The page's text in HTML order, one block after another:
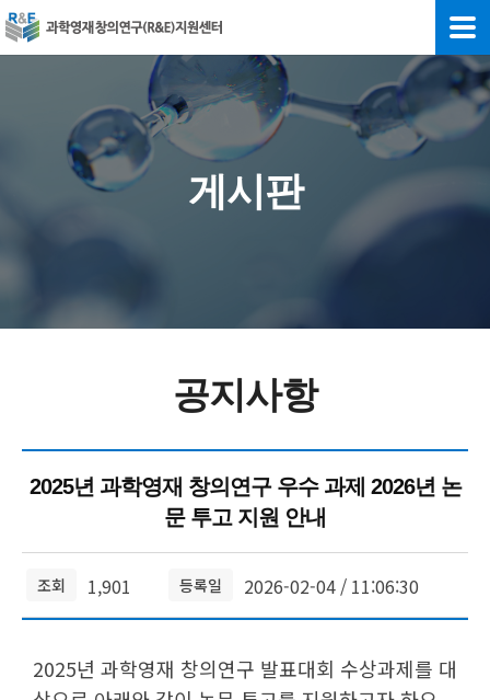
게시판
공지사항
2025년 과학영재 창의연구 우수 과제 2026년 논
문 투고 지원 안내
조회 1,901 등록일 2026-02-04 / 11:06:30
2025년 과학영재 창의연구 발표대회 수상과제를 대